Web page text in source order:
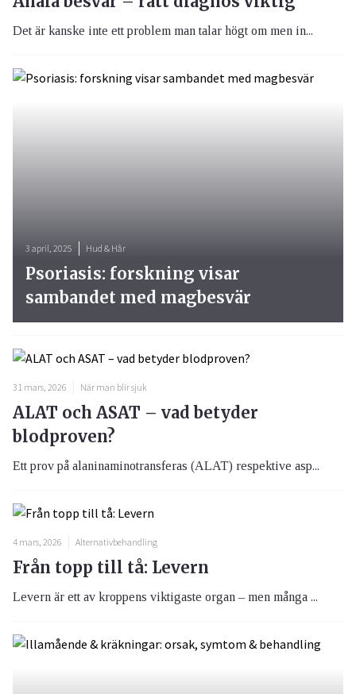
Det är kanske inte ett problem man talar högt om men in...
31 mars, 2026 När man blir sjuk
ALAT och ASAT – vad betyder
blodproven?
Ett prov på alaninaminotransferas (ALAT) respektive asp...
4 mars, 2026 Alternativbehandling
Från topp till tå: Levern
Levern är ett av kroppens viktigaste organ – men många ...
3 april, 2025 Hud & Hår
Psoriasis: forskning visar
sambandet med magbesvär